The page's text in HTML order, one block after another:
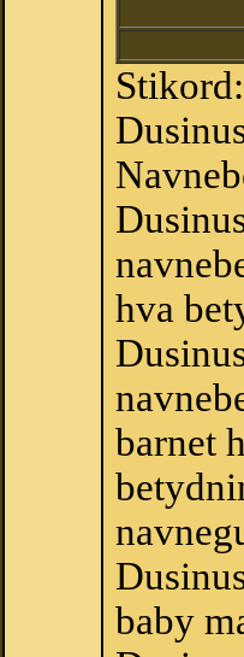
hva
barnet
baby